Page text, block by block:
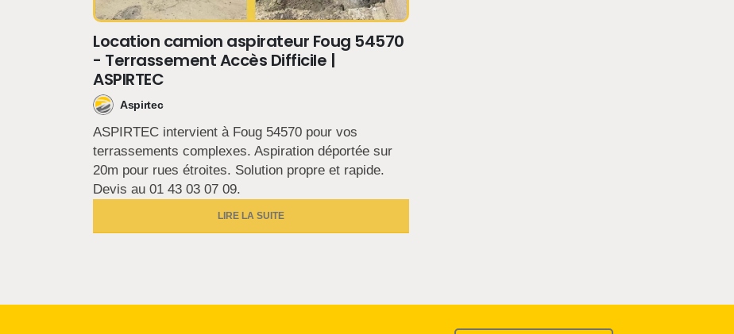
Location camion aspirateur Foug 54570
- Terrassement Accès Difficile |
ASPIRTEC
Aspirtec
ASPIRTEC intervient à Foug 54570 pour vos
terrassements complexes. Aspiration déportée sur
20m pour rues étroites. Solution propre et rapide.
Devis au 01 43 03 07 09.
LIRE LA SUITE